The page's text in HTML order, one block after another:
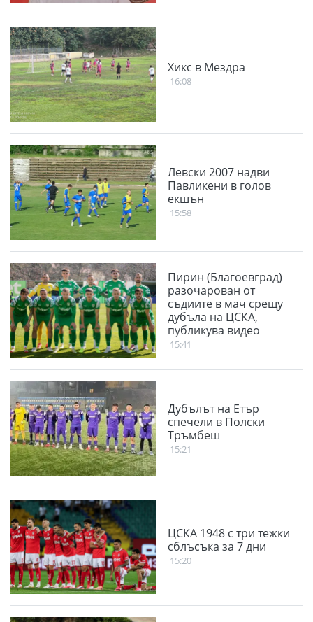
Хикс в Мездра
16:08
Левски 2007 надви
Павликени в голов
екшън
15:58
Пирин (Благоевград)
разочарован от
съдиите в мач срещу
дубъла на ЦСКА,
публикува видео
15:41
Дубълът на Етър
спечели в Полски
Тръмбеш
15:21
ЦСКА 1948 с три тежки
сблъсъка за 7 дни
15:20